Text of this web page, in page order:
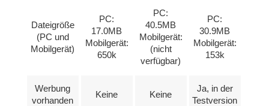
Dateigröße
(PC und
Mobilgerät)
PC:
17.0MB
Mobilgerät:
650k
PC:
40.5MB
Mobilgerät:
(nicht
verfügbar)
PC:
30.9MB
Mobilgerät:
153k
Werbung
vorhanden
Keine Keine
Ja, in der
Testversion